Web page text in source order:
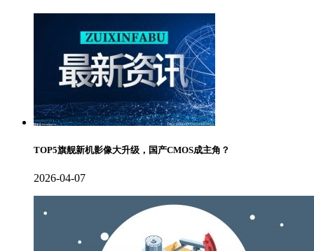
TOP5旗舰新机影像大升级，国产CMOS成主角？
2026-04-07